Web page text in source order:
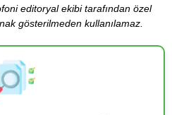
editoryal ekibi tarafından özel
gösterilmeden kullanılamaz.